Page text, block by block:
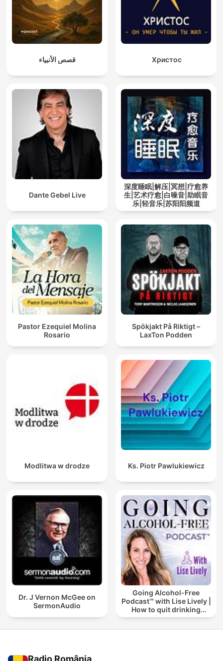
قصص الأنبياء Христос
Dante Gebel Live
深度睡眠|解压|冥想|疗愈养
生|艺术疗愈|白噪音|助眠音
乐|轻音乐|苏阳阳频道
Pastor Ezequiel Molina
Rosario
Spökjakt På Riktigt –
LaxTon Podden
Modlitwa w drodze Ks. Piotr Pawlukiewicz
Dr. J Vernon McGee on
SermonAudio
Going Alcohol-Free
Podcast™ with Lise Lively |
How to quit drinking
alcohol
Radio România